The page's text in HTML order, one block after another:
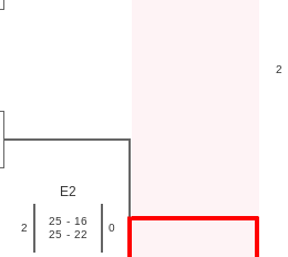
2
E2
2
25 - 16
25 - 22
0